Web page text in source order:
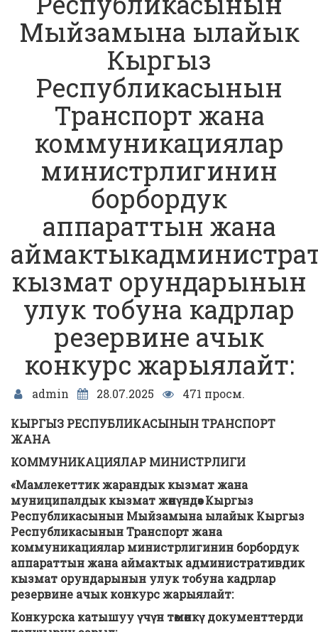
Мыйзамына ылайык
Кыргыз
Республикасынын
Транспорт жана
коммуникациялар
министрлигинин
борбордук
аппараттын жана
кызмат орундарынын
улук тобуна кадрлар
резервине ачык
конкурс жарыялайт:
admin 28.07.2025
471 просм.
КЫРГЫЗ РЕСПУБЛИКАСЫНЫН ТРАНСПОРТ
ЖАНА
КОММУНИКАЦИЯЛАР МИНИСТРЛИГИ
«Мамлекеттик жарандык кызмат жана
муниципалдык кызмат жөнүндө» Кыргыз
Республикасынын Мыйзамына ылайык Кыргыз
Республикасынын Транспорт жана
коммуникациялар министрлигинин борбордук
аппараттынжана аймактык административдик
кызмат орундарынын улуктобунакадрлар
резервине ачык конкурс жарыялайт:
Конкурска катышуу үчүн төмөнкү документтерди